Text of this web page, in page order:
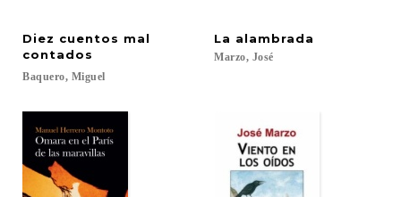
Diez cuentos mal
contados
Baquero, Miguel
La alambrada
Marzo, José